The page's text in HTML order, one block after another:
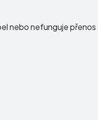
nebo nefunguje